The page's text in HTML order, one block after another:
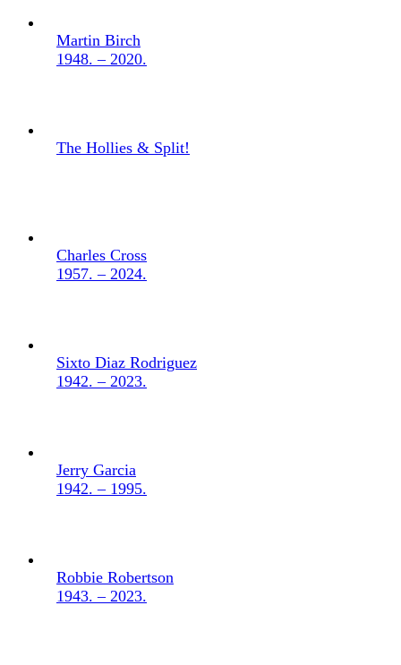
Martin Birch
1948. – 2020.
The Hollies & Split!
Charles Cross
1957. – 2024.
Sixto Diaz Rodriguez
1942. – 2023.
Jerry Garcia
1942. – 1995.
Robbie Robertson
1943. – 2023.